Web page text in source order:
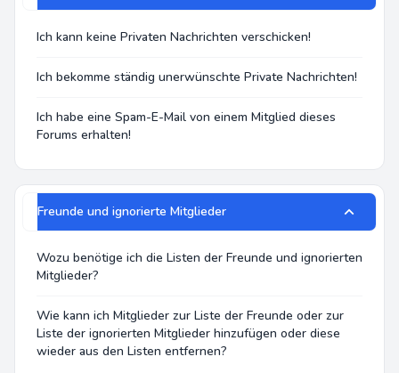
Ich kann keine Privaten Nachrichten verschicken!
Ich bekomme ständig unerwünschte Private Nachrichten!
Ich habe eine Spam-E-Mail von einem Mitglied dieses
Forums erhalten!
Freunde und ignorierte Mitglieder
Wozu benötige ich die Listen der Freunde und ignorierten
Mitglieder?
Wie kann ich Mitglieder zur Liste der Freunde oder zur
Liste der ignorierten Mitglieder hinzufügen oder diese
wieder aus den Listen entfernen?